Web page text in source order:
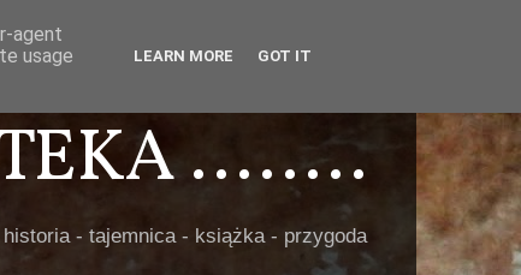
........
- tajemnica - książka - przygoda
agent
usage
LEARN MORE GOT IT